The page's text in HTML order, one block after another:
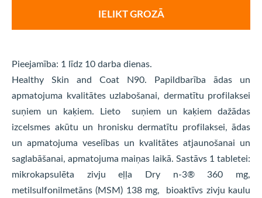
IELIKT GROZĀ
Pieejamība: 1 līdz 10 darba dienas.
Healthy Skin and Coat N90. Papildbarība ādas un
apmatojuma kvalitātes uzlabošanai, dermatītu profilaksei
suņiem un kaķiem. Lieto suņiem un kaķiem dažādas
izcelsmes akūtu un hronisku dermatītu profilaksei, ādas
un apmatojuma veselības un kvalitātes atjaunošanai un
saglabāšanai, apmatojuma maiņas laikā. Sastāvs 1 tabletei:
mikrokapsulēta zivju eļļa Dry n-3® 360 mg,
metilsulfonilmetāns (MSM) 138 mg, bioaktīvs zivju kaulu